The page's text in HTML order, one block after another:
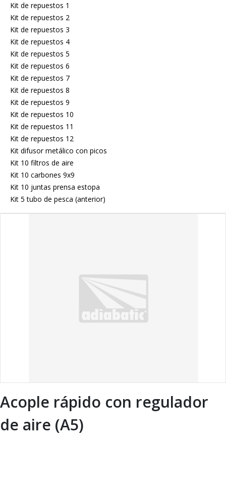
Kit de repuestos 1
Kit de repuestos 2
Kit de repuestos 3
Kit de repuestos 4
Kit de repuestos 5
Kit de repuestos 6
Kit de repuestos 7
Kit de repuestos 8
Kit de repuestos 9
Kit de repuestos 10
Kit de repuestos 11
Kit de repuestos 12
Kit difusor metálico con picos
Kit 10 filtros de aire
Kit 10 carbones 9x9
Kit 10 juntas prensa estopa
Kit 5 tubo de pesca (anterior)
Acople rápido con regulador
de aire (A5)